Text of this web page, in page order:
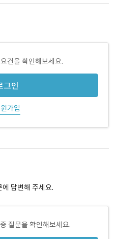
건을 확인해보세요.
그인
가입
답변해 주세요.
질문을 확인해보세요.